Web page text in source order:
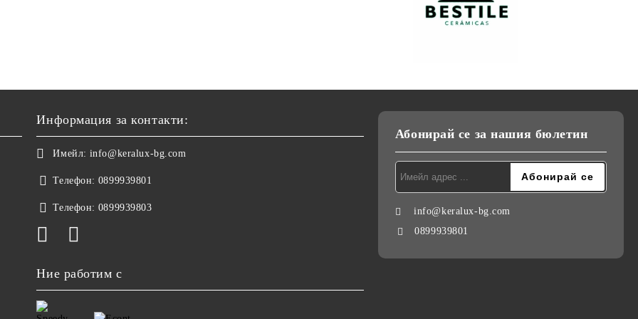
Информация за контакти:
Имейл: info@keralux-bg.com
Телефон: 0899939801
Телефон: 0899939803
Ние работим с
Абонирай се за нашия бюлетин
info@keralux-bg.com
0899939801